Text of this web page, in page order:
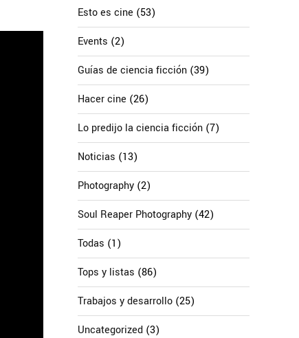
Esto es cine (53)
Events (2)
Guías de ciencia ficción (39)
Hacer cine (26)
Lo predijo la ciencia ficción (7)
Noticias (13)
Photography (2)
Soul Reaper Photography (42)
Todas (1)
Tops y listas (86)
Trabajos y desarrollo (25)
Uncategorized (3)